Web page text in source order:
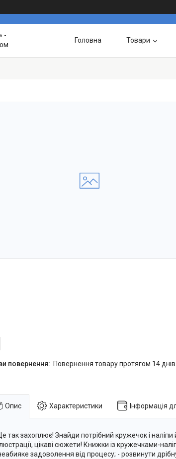
-
Головна Товари
повернення товару протягом 14 днів
Опис Характеристики Інформація
так захоплює! Знайди потрібний кружечок і наліпи
цікаві сюжети! Книжки із кружечками-
задоволення від процесу; - розвинути